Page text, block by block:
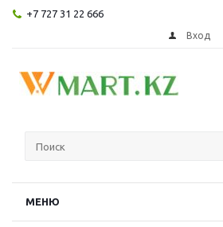
+7 727 31 22 666
Вход
МЕНЮ